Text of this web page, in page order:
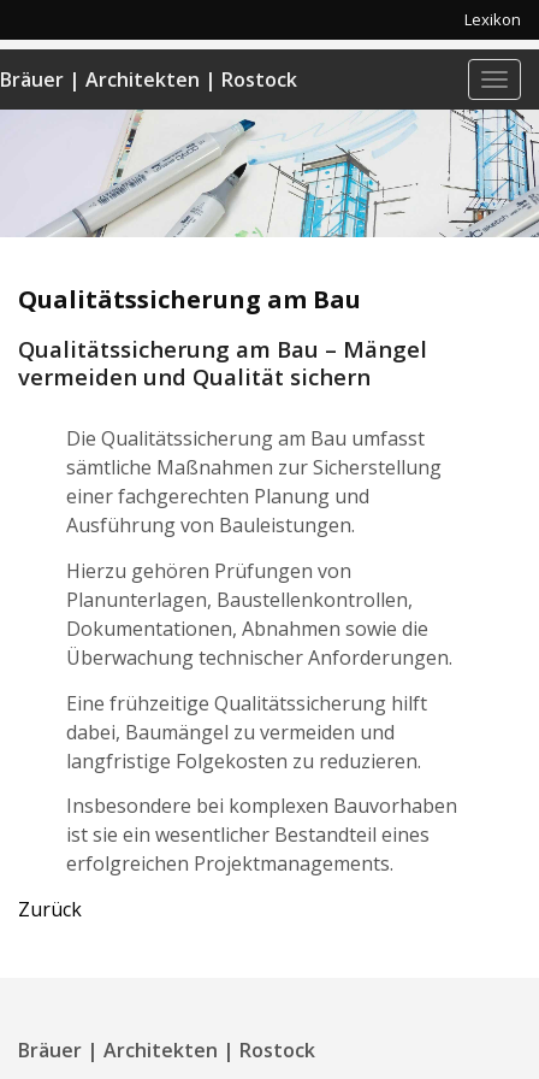
Lexikon
Bräuer | Architekten | Rostock
Qualitätssicherung am Bau
Qualitätssicherung am Bau – Mängel
vermeiden und Qualität sichern
Die Qualitätssicherung am Bau umfasst
sämtliche Maßnahmen zur Sicherstellung
einer fachgerechten Planung und
Ausführung von Bauleistungen.
Hierzu gehören Prüfungen von
Planunterlagen, Baustellenkontrollen,
Dokumentationen, Abnahmen sowie die
Überwachung technischer Anforderungen.
Eine frühzeitige Qualitätssicherung hilft
dabei, Baumängel zu vermeiden und
langfristige Folgekosten zu reduzieren.
Insbesondere bei komplexen Bauvorhaben
ist sie ein wesentlicher Bestandteil eines
erfolgreichen Projektmanagements.
Zurück
Bräuer | Architekten | Rostock